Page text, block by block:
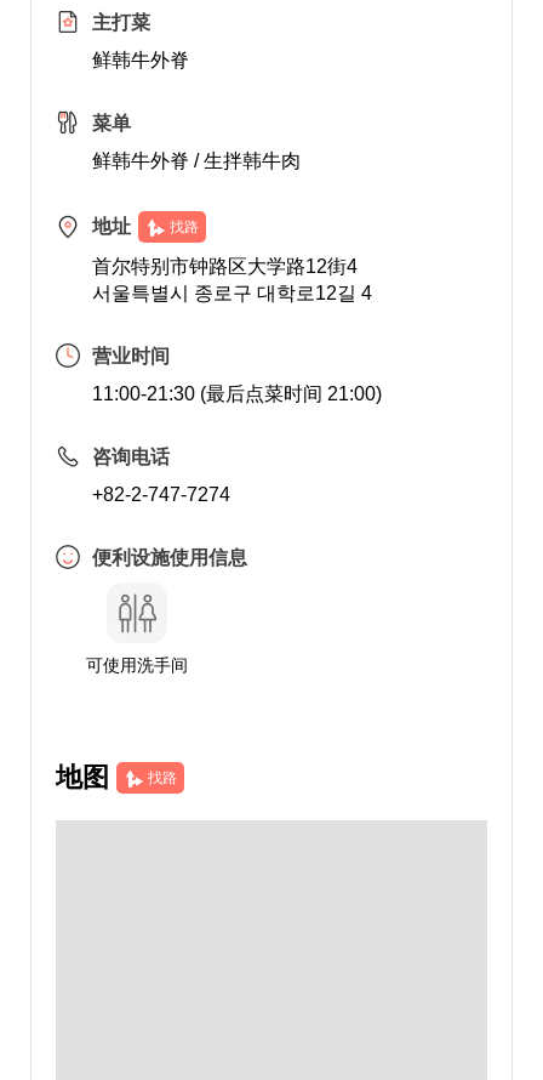
主打菜
鲜韩牛外脊
菜单
鲜韩牛外脊 / 生拌韩牛肉
地址 找路
首尔特别市钟路区大学路12街4
서울특별시 종로구 대학로12길 4
营业时间
11:00-21:30 (最后点菜时间 21:00)
咨询电话
+82-2-747-7274
便利设施使用信息
可使用洗手间
地图 找路